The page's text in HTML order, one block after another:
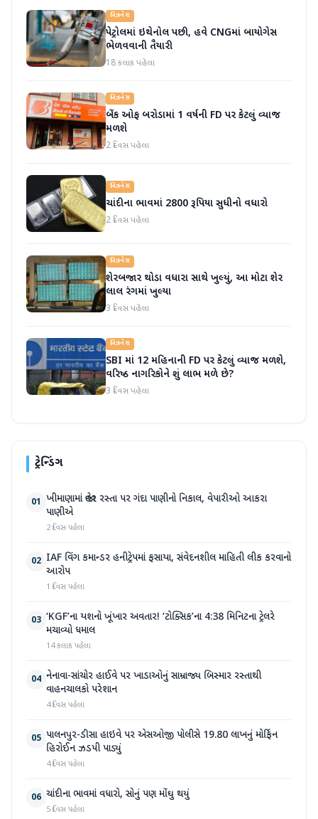
બિઝનેસ
પેટ્રોલમાં ઇથેનોલ પછી, હવે CNGમાં બાયોગેસ
ભેળવવાની તૈયારી
18 કલાક પહેલા
બિઝનેસ
બેંક ઓફ બરોડામાં 1 વર્ષની FD પર કેટલું વ્યાજ
મળશે
2 દિવસ પહેલા
બિઝનેસ
ચાંદીના ભાવમાં 2800 રૂપિયા સુધીનો વધારો
2 દિવસ પહેલા
બિઝનેસ
શેરબજાર થોડા વધારા સાથે ખુલ્યું, આ મોટા શેર
લાલ રંગમાં ખુલ્યા
3 દિવસ પહેલા
બિઝનેસ
SBI માં 12 મહિનાની FD પર કેટલું વ્યાજ મળશે,
વરિષ્ઠ નાગરિકોને શું લાભ મળે છે?
3 દિવસ પહેલા
ટ્રેન્ડિંગ
01 ખીમાણામાં જાહેર રસ્તા પર ગંદા પાણીનો નિકાલ, વેપારીઓ આકરા
પાણીએ
2 દિવસ પહેલા
02 IAF વિંગ કમાન્ડર હનીટ્રેપમાં ફસાયા, સંવેદનશીલ માહિતી લીક કરવાનો
આરોપ
1 દિવસ પહેલા
03 ‘KGF’ના યશનો ખૂંખાર અવતાર! ‘ટોક્સિક’ના 4:38 મિનિટના ટ્રેલરે
મચાવ્યો ધમાલ
14 કલાક પહેલા
04 નેનાવા-સાંચોર હાઈવે પર ખાડાઓનું સામ્રાજ્ય બિસ્માર રસ્તાથી
વાહનચાલકો પરેશાન
4 દિવસ પહેલા
05 પાલનપુર-ડીસા હાઇવે પર એસઓજી પોલીસે 19.80 લાખનું મોર્ફિન
હિરોઈન ઝડપી પાડ્યું
4 દિવસ પહેલા
06 ચાંદીના ભાવમાં વધારો, સોનું પણ મોંઘુ થયું
5 દિવસ પહેલા